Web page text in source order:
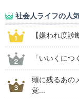
社会人ライフの人
【嫌われ度
「いいくに
頭に残るあの
覚...